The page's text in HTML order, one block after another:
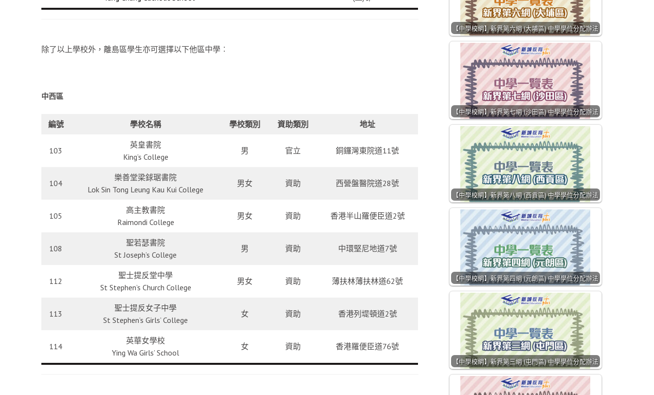
除了以上學校外，離島區學生亦可選擇以下他區中學︰
中西區
編號 學校名稱 學校類別 資助類別 地址
103
英皇書院
King’s College
男 官立 銅鑼灣東院道11號
104
樂善堂梁銶琚書院
Lok Sin Tong Leung Kau Kui College
男女 資助 西營盤醫院道28號
105
高主教書院
Raimondi College
男女 資助 香港半山羅便臣道2號
108
聖若瑟書院
St Joseph’s College
男 資助 中環堅尼地道7號
112
聖士提反堂中學
St Stephen’s Church College
男女 資助 薄扶林薄扶林道62號
113
聖士提反女子中學
St Stephen’s Girls’ College
女 資助 香港列堤頓道2號
114
英華女學校
Ying Wa Girls’ School
女 資助 香港羅便臣道76號
【中學校網】新界第六網 (大埔區) 中學學位分配辦法
【中學校網】新界第七網 (沙田區) 中學學位分配辦法
【中學校網】新界第八網 (西貢區) 中學學位分配辦法
【中學校網】新界第四網 (元朗區) 中學學位分配辦法
【中學校網】新界第三網 (屯門區) 中學學位分配辦法